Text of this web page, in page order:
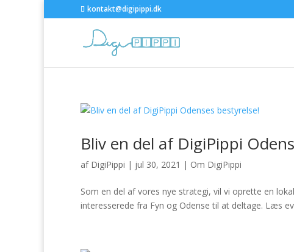
kontakt@digipippi.dk
Bliv en del af DigiPippi
af DigiPippi | jul 30, 2021 | Om DigiPippi
Som en del af vores nye strategi, vil vi oprette en
interesserede fra Fyn og Odense til at deltage. Læs